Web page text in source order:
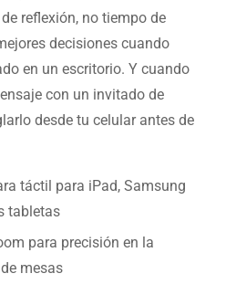
reflexión, no tiempo de
decisiones cuando
en un escritorio. Y cuando
con un invitado de
desde tu celular antes de
táctil para iPad, Samsung
tabletas
para precisión en la
mesas